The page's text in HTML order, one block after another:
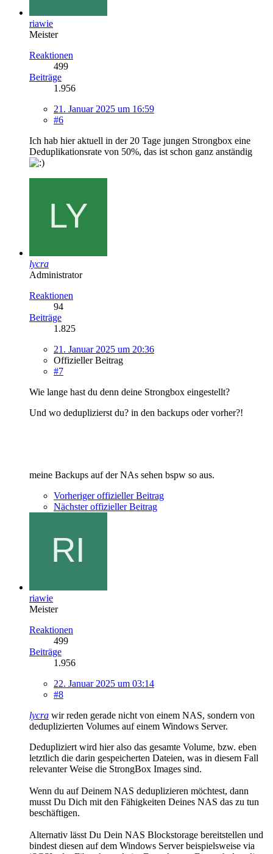
riawie
Meister
Reaktionen
499
Beiträge
1.956
21. Januar 2025 um 16:59
#6
Ich hab hier aktuell in der 20 Tage jungen Strongbox eine
Deduplikationsrate von 50%, das ist schon ganz anständig
lycra
Administrator
Reaktionen
94
Beiträge
1.825
21. Januar 2025 um 20:36
Offizieller Beitrag
#7
Wie lange hast du denn deine Strongbox eingestellt?
Und wo deduplizierst du? in den backups oder vorher?!
meine Backups auf der NAs sehen bspw so aus.
Vorheriger offizieller Beitrag
Nächster offizieller Beitrag
riawie
Meister
Reaktionen
499
Beiträge
1.956
22. Januar 2025 um 03:14
#8
lycra wir reden gerade nicht von einem NAS, sondern von
deduplizierten Volumes auf einem Windows Server.
Dedupliziert wird hier also das gesamte Volume, bzw. eben
letztlich die darin gespeicherten Dateien, was in diesem Fall
relevanter Weise die StrongBox Images sind.
Wenn du auf Deinem NAS deduplizieren möchtest, dann
musst Du Dich mit den Fähigkeiten Deines NAS das zu tun
beschäftigen.
Alternativ lässt Du Dein NAS Blockstorage bereitstellen und
bindest diesen auf dem Windows Server beispielsweise via